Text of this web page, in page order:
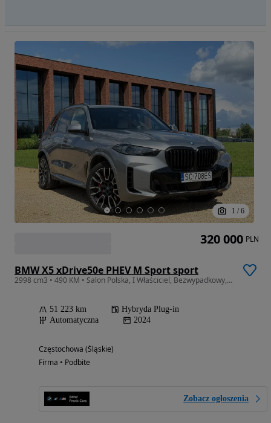
1 / 6
BMW X5 xDrive50e PHEV M Sport sport
2998 cm3 • 490 KM • Salon Polska, I Właściciel, Bezwypadkowy, Hybryda Plug-in, FV VAT23
51 223 km
Hybryda Plug-in
Automatyczna
2024
Częstochowa (Śląskie)
Firma • Podbite
Zobacz ogłoszenia
320 000 PLN